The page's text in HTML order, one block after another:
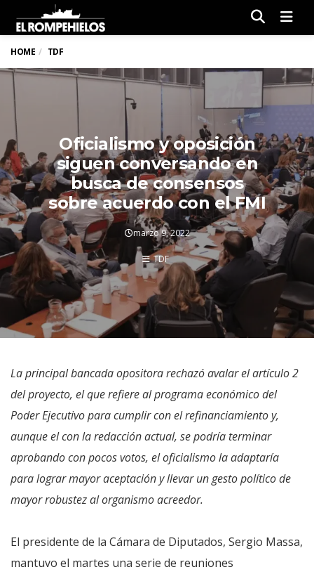
HOME TDF
Oficialismo y oposición
siguen conversando en
busca de consensos
sobre acuerdo con el FMI
marzo 9, 2022
TDF
La principal bancada opositora rechazó avalar el artículo 2
del proyecto, el que refiere al programa económico del
Poder Ejecutivo para cumplir con el refinanciamiento y,
aunque el con la redacción actual, se podría terminar
aprobando con pocos votos, el oficialismo la adaptaría
para lograr mayor aceptación y llevar un gesto político de
mayor robustez al organismo acreedor.
El presidente de la Cámara de Diputados, Sergio Massa,
mantuvo el martes una serie de reuniones